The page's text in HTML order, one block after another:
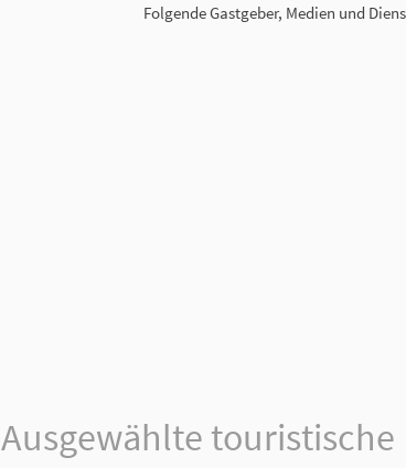
Folgende Gastgeber, Medien und
Ausgewählte touristische